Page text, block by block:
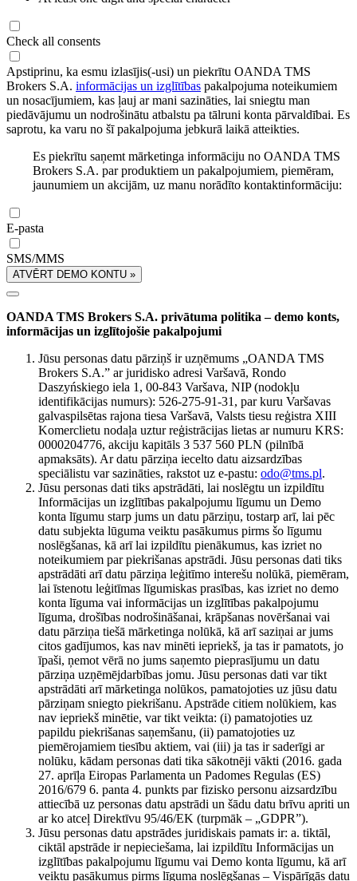
Check all consents
Apstiprinu, ka esmu izlasījis(-usi) un piekrītu OANDA TMS
Brokers S.A. informācijas un izglītības pakalpojuma noteikumiem
un nosacījumiem, kas ļauj ar mani sazināties, lai sniegtu man
piedāvājumu un nodrošinātu atbalstu pa tālruni konta pārvaldībai. Es
saprotu, ka varu no šī pakalpojuma jebkurā laikā atteikties.
Es piekrītu saņemt mārketinga informāciju no OANDA TMS
Brokers S.A. par produktiem un pakalpojumiem, piemēram,
jaunumiem un akcijām, uz manu norādīto kontaktinformāciju:
E-pasta
SMS/MMS
ATVĒRT DEMO KONTU »
OANDA TMS Brokers S.A. privātuma politika – demo konts,
informācijas un izglītojošie pakalpojumi
Jūsu personas datu pārziņš ir uzņēmums „OANDA TMS
Brokers S.A.” ar juridisko adresi Varšavā, Rondo
Daszyńskiego iela 1, 00-843 Varšava, NIP (nodokļu
identifikācijas numurs): 526-275-91-31, par kuru Varšavas
galvaspilsētas rajona tiesa Varšavā, Valsts tiesu reģistra XIII
Komerclietu nodaļa uztur reģistrācijas lietas ar numuru KRS:
0000204776, akciju kapitāls 3 537 560 PLN (pilnībā
apmaksāts). Ar datu pārziņa iecelto datu aizsardzības
speciālistu var sazināties, rakstot uz e-pastu: odo@tms.pl.
Jūsu personas dati tiks apstrādāti, lai noslēgtu un izpildītu
Informācijas un izglītības pakalpojumu līgumu un Demo
konta līgumu starp jums un datu pārziņu, tostarp arī, lai pēc
datu subjekta lūguma veiktu pasākumus pirms šo līgumu
noslēgšanas, kā arī lai izpildītu pienākumus, kas izriet no
noteikumiem par piekrišanas apstrādi. Jūsu personas dati tiks
apstrādāti arī datu pārziņa leģitīmo interešu nolūkā, piemēram,
lai īstenotu leģitīmas līgumiskas prasības, kas izriet no demo
konta līguma vai informācijas un izglītības pakalpojumu
līguma, drošības nodrošināšanai, krāpšanas novēršanai vai
datu pārziņa tiešā mārketinga nolūkā, kā arī saziņai ar jums
citos gadījumos, kas nav minēti iepriekš, ja tas ir pamatots, jo
īpaši, ņemot vērā no jums saņemto pieprasījumu un datu
pārziņa uzņēmējdarbības jomu. Jūsu personas dati var tikt
apstrādāti arī mārketinga nolūkos, pamatojoties uz jūsu datu
pārziņam sniegto piekrišanu. Apstrāde citiem nolūkiem, kas
nav iepriekš minētie, var tikt veikta: (i) pamatojoties uz
papildu piekrišanas saņemšanu, (ii) pamatojoties uz
piemērojamiem tiesību aktiem, vai (iii) ja tas ir saderīgi ar
nolūku, kādam personas dati tika sākotnēji vākti (2016. gada
27. aprīļa Eiropas Parlamenta un Padomes Regulas (ES)
2016/679 6. panta 4. punkts par fizisko personu aizsardzību
attiecībā uz personas datu apstrādi un šādu datu brīvu apriti un
ar ko atceļ Direktīvu 95/46/EK (turpmāk – „GDPR”).
Jūsu personas datu apstrādes juridiskais pamats ir: a. tiktāl,
ciktāl apstrāde ir nepieciešama, lai izpildītu Informācijas un
izglītības pakalpojumu līgumu vai Demo konta līgumu, kā arī
veiktu pasākumus pirms līguma noslēgšanas – Vispārīgās datu